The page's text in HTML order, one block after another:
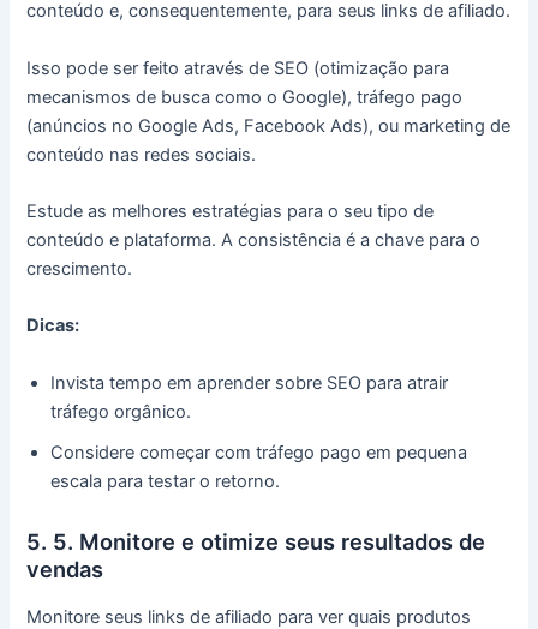
conteúdo e, consequentemente, para seus links de afiliado.
Isso pode ser feito através de SEO (otimização para
mecanismos de busca como o Google), tráfego pago
(anúncios no Google Ads, Facebook Ads), ou marketing de
conteúdo nas redes sociais.
Estude as melhores estratégias para o seu tipo de
conteúdo e plataforma. A consistência é a chave para o
crescimento.
Dicas:
Invista tempo em aprender sobre SEO para atrair
tráfego orgânico.
Considere começar com tráfego pago em pequena
escala para testar o retorno.
5. 5. Monitore e otimize seus resultados de
vendas
Monitore seus links de afiliado para ver quais produtos